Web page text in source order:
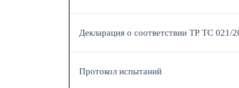
Декларация о соответствии ТР ТС 021/
Протокол испытаний